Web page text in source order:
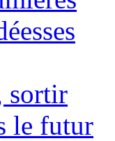
sortir
le futur